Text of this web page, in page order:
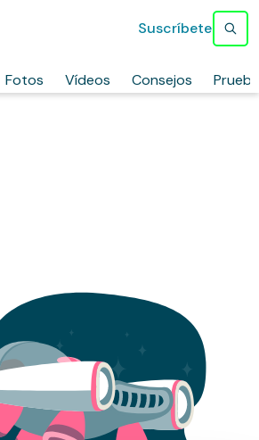
Fotos Vídeos Consejos
Suscríbete